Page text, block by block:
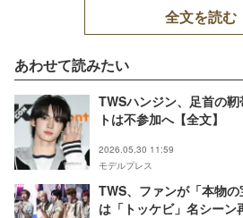
全文を読む
あわせて読みたい
TWSハンジン、足首の
トは不参加へ【全文】
2026.05.30 11:59
モデルプレス
TWS、ファンが「本物
は「トッケビ」名シー